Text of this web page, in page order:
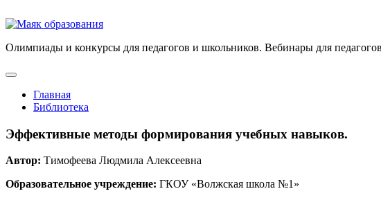
Олимпиады и конкурсы для педагогов и школьников. Вебинары для
Главная
Библиотека
Эффективные методы формирования учебных навыков.
Автор: Тимофеева Людмила Алексеевна
Образовательное учреждение: ГКОУ «Волжская школа №1»